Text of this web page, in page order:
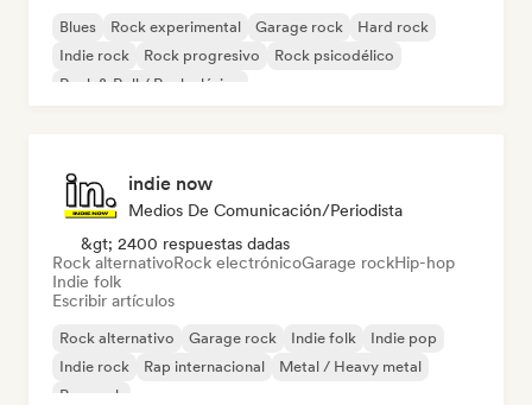
Blues Rock experimental Garage rock
Hard rock
Indie rock
Rock progresivo
Rock psicodélico
Rock & Roll / Rock clásico
indie now
Medios De Comunicación/Periodista
&gt; 2400 respuestas dadas
Rock alternativoRock electrónicoGarage rockHip-hop
Indie folk
Escribir artículos
Rock alternativo Garage rock Indie folk
Indie pop
Indie rock
Rap internacional
Metal / Heavy metal
Pop rock